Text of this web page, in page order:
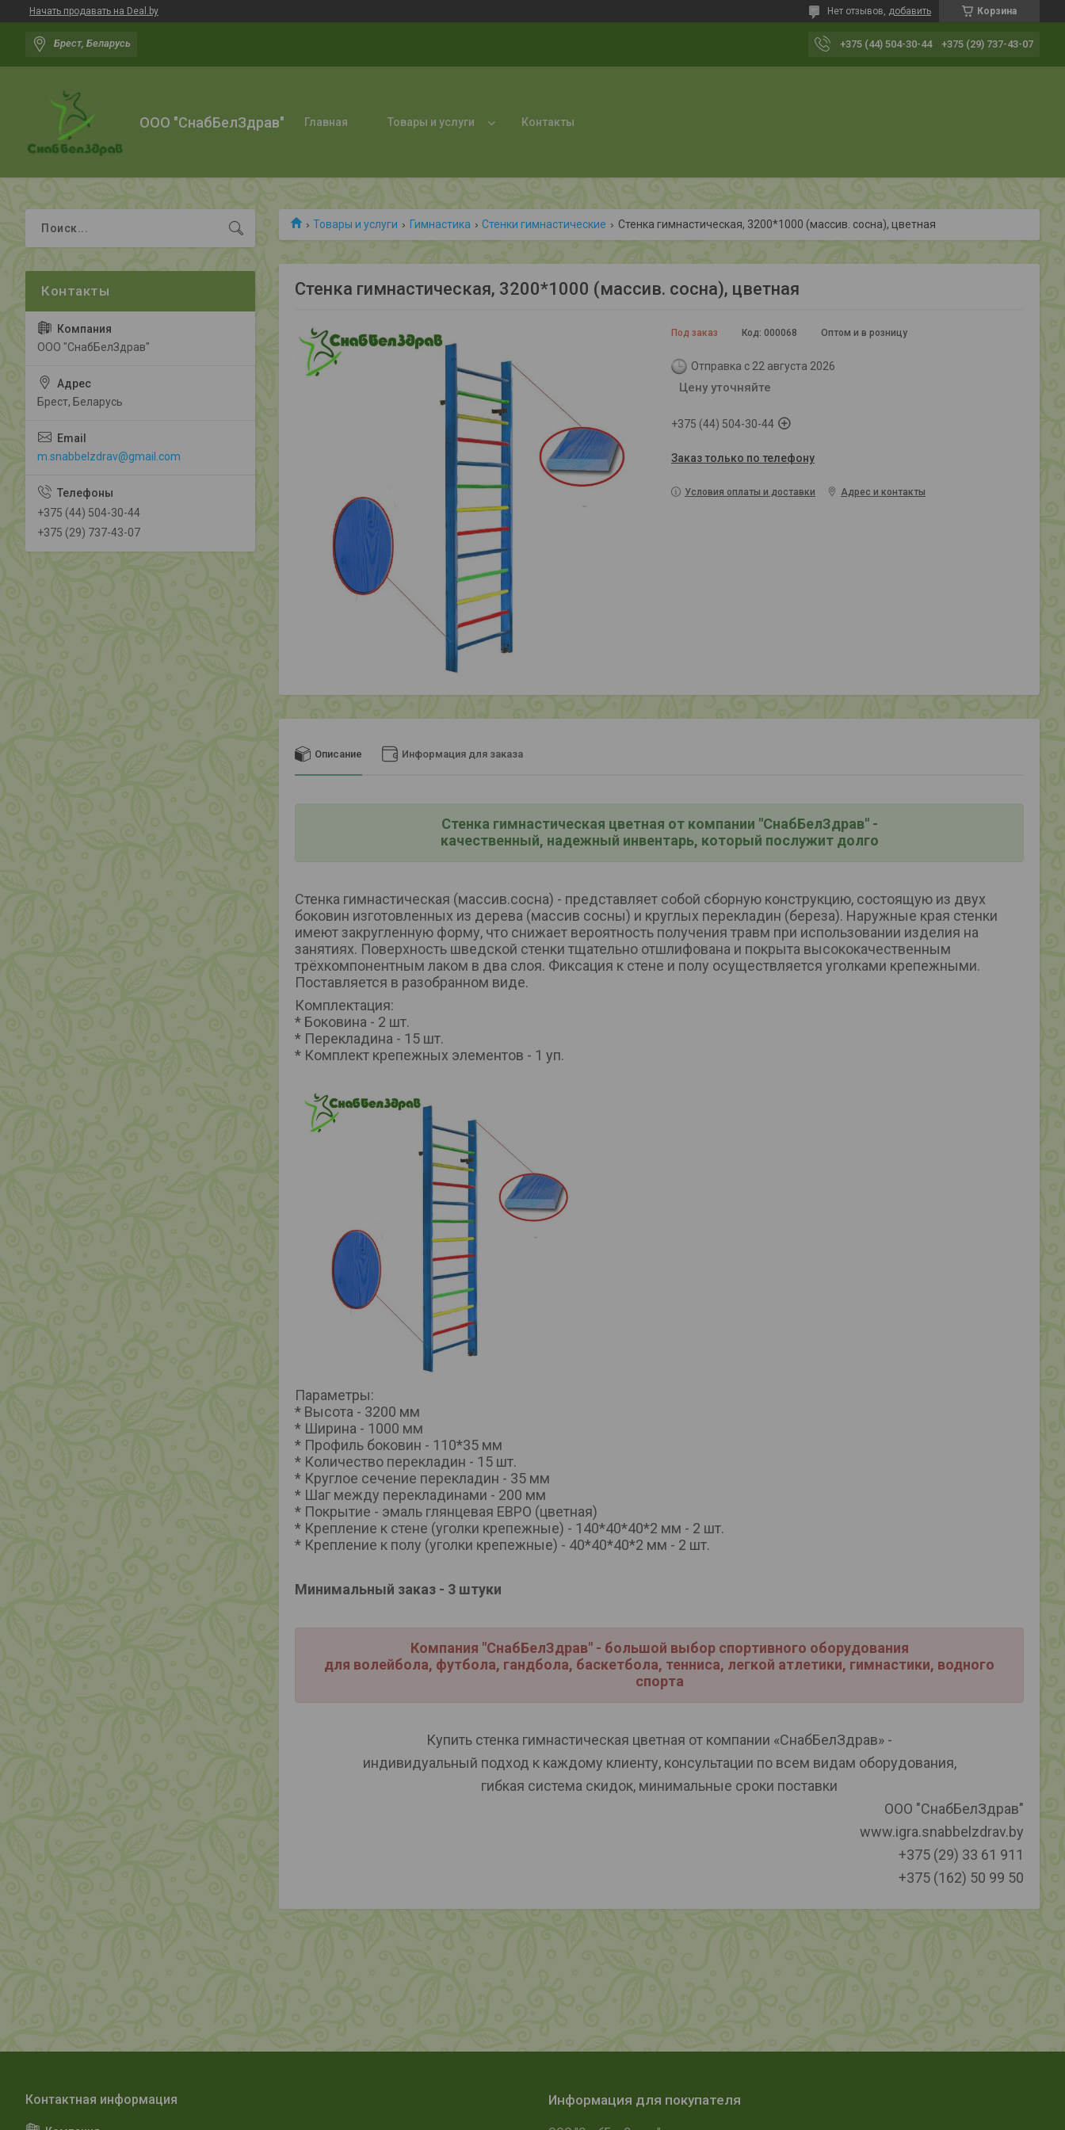
Начать продавать на Deal.by Корзина
Нет отзывов, добавить
Брест, Беларусь +375 (44) 504-30-44 +375 (29) 737-43-07
ООО "СнабБелЗдрав" Главная Товары и услуги Контакты
Товары и услуги Гимнастика Стенки гимнастические Cтенка гимнастическая, 3200*1000 (массив. сосна), цветная
Cтенка гимнастическая, 3200*1000 (массив. сосна), цветная
Под заказ Оптом и в розницу
Код: 000068
Отправка с 22 августа 2026
Цену уточняйте
+375 (44) 504-30-44
Заказ только по телефону
Условия оплаты и доставки Адрес и контакты
Описание Информация для заказа
Cтенка гимнастическая цветная от компании "СнабБелЗдрав" -
качественный, надежный инвентарь, который послужит долго
Стенка гимнастическая (массив.сосна) - представляет собой сборную конструкцию, состоящую из двух
боковин изготовленных из дерева (массив сосны) и круглых перекладин (береза). Наружные края стенки
имеют закругленную форму, что снижает вероятность получения травм при использовании изделия на
занятиях. Поверхность шведской стенки тщательно отшлифована и покрыта высококачественным
трёхкомпонентным лаком в два слоя. Фиксация к стене и полу осуществляется уголками крепежными.
Поставляется в разобранном виде.
Комплектация:
* Боковина - 2 шт.
* Перекладина - 15 шт.
* Комплект крепежных элементов - 1 уп.
Параметры:
* Высота - 3200 мм
* Ширина - 1000 мм
* Профиль боковин - 110*35 мм
* Количество перекладин - 15 шт.
* Круглое сечение перекладин - 35 мм
* Шаг между перекладинами - 200 мм
* Покрытие - эмаль глянцевая ЕВРО (цветная)
* Крепление к стене (уголки крепежные) - 140*40*40*2 мм - 2 шт.
* Крепление к полу (уголки крепежные) - 40*40*40*2 мм - 2 шт.
Минимальный заказ - 3 штуки
Компания "СнабБелЗдрав" - большой выбор спортивного оборудования
для волейбола, футбола, гандбола, баскетбола, тенниса, легкой атлетики, гимнастики, водного
спорта
Купить cтенка гимнастическая цветная от компании «СнабБелЗдрав» -
индивидуальный подход к каждому клиенту, консультации по всем видам оборудования,
гибкая система скидок, минимальные сроки поставки
ООО "СнабБелЗдрав"
www.igra.snabbelzdrav.by
+375 (29) 33 61 911
+375 (162) 50 99 50
ООО "СнабБелЗдрав"
Брест, Беларусь
m.snabbelzdrav@gmail.com
+375 (44) 504-30-44
+375 (29) 737-43-07
Информация для покупателя